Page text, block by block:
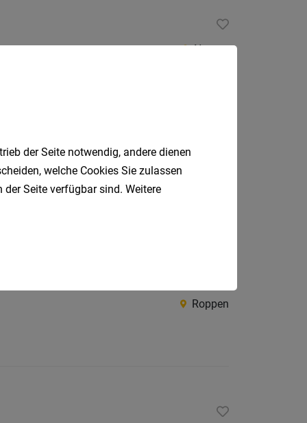
Natters
Roppen
der Seite notwendig, andere dienen
welche Cookies Sie zulassen
Seite verfügbar sind. Weitere